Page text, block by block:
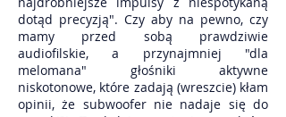
dotąd precyzją". Czy aby na pewno, czy
mamy przed sobą prawdziwie
audiofilskie, a przynajmniej "dla
melomana" głośniki aktywne
niskotonowe, które zadają (wreszcie) kłam
opinii, że subwoofer nie nadaje się do